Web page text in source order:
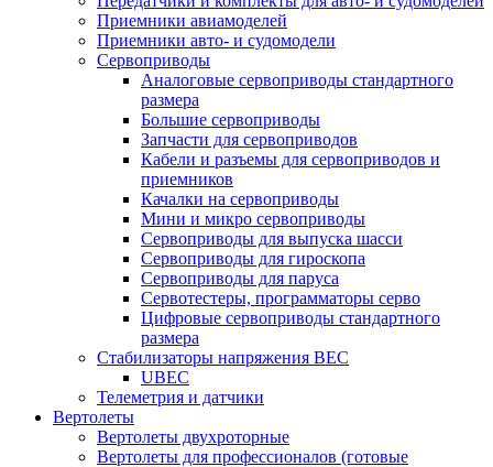
Приемники авиамоделей
Приемники авто- и судомодели
Сервоприводы
Аналоговые сервоприводы стандартного
размера
Большие сервоприводы
Запчасти для сервоприводов
Кабели и разъемы для сервоприводов и
приемников
Качалки на сервоприводы
Мини и микро сервоприводы
Сервоприводы для выпуска шасси
Сервоприводы для гироскопа
Сервоприводы для паруса
Сервотестеры, программаторы серво
Цифровые сервоприводы стандартного
размера
Стабилизаторы напряжения BEC
UBEC
Телеметрия и датчики
Вертолеты
Вертолеты двухроторные
Вертолеты для профессионалов (готовые